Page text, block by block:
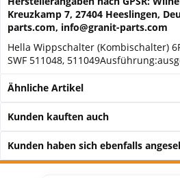
Kreuzkamp 7, 27404 Heeslingen,
parts.com, info@granit-parts.com
Hella Wippschalter (Kombischalter)
SWF 511048,
Ähnliche Artikel
Kunden kauften auch
Kunden haben sich ebenfalls